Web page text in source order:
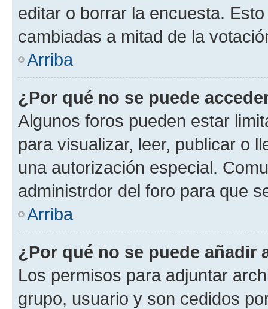
editar o borrar la encuesta.
cambiadas a mitad de la
Arriba
¿Por qué no se puede
Algunos foros pueden estar
para visualizar, leer, publicar o
una autorización especial.
administrdor del foro para que
Arriba
¿Por qué no se puede añadir
Los permisos para adjuntar
grupo, usuario y son cedidos